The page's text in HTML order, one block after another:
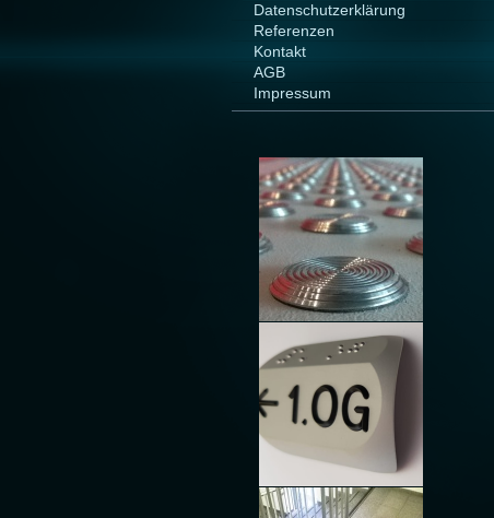
Datenschutzerklärung
Referenzen
Kontakt
AGB
Impressum